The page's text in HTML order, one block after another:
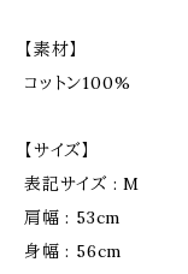
【素材】
コットン100%
【サイズ】
表記サイズ : M
肩幅 : 53cm
身幅 : 56cm